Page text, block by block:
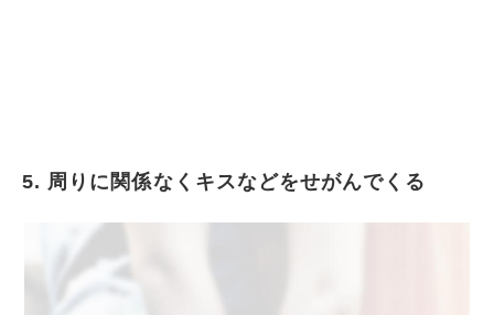
5. 周りに関係なくキスなどをせがんでくる